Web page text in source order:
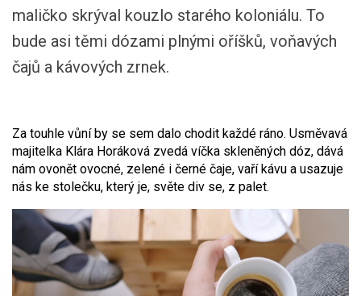
maličko skrýval kouzlo starého koloniálu. To
bude asi těmi dózami plnými oříšků, voňavých
čajů a kávových zrnek.
Za touhle vůní by se sem dalo chodit každé ráno. Usměvavá
majitelka Klára Horáková zvedá víčka skleněných dóz, dává
nám ovonět ovocné, zelené i černé čaje, vaří kávu a usazuje
nás ke stolečku, který je, světe div se, z palet.